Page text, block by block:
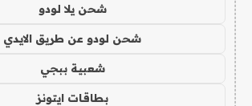
شحن يلا لودو
شحن لودو عن طريق الايدي
شعبية ببجي
بطاقات ايتونز